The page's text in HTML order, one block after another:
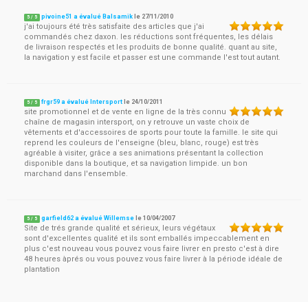
5 / 5 pivoine51 a évalué Balsamik le 27/11/2010
j'ai toujours été très satisfaite des articles que j'ai
commandés chez daxon. les réductions sont fréquentes, les délais
de livraison respectés et les produits de bonne qualité. quant au site,
la navigation y est facile et passer est une commande l'est tout autant.
5 / 5 frgr59 a évalué Intersport le 24/10/2011
site promotionnel et de vente en ligne de la très connu
chaîne de magasin intersport, on y retrouve un vaste choix de
vêtements et d'accessoires de sports pour toute la famille. le site qui
reprend les couleurs de l'enseigne (bleu, blanc, rouge) est très
agréable à visiter, grâce a ses animations présentant la collection
disponible dans la boutique, et sa navigation limpide. un bon
marchand dans l'ensemble.
5 / 5 garfield62 a évalué Willemse le10/04/2007
Site de trés grande qualité et sérieux, leurs végétaux
sont d'excellentes qualité et ils sont emballés impeccablement en
plus c'est nouveau vous pouvez vous faire livrer en presto c'est à dire
48 heures àprés ou vous pouvez vous faire livrer à la période idéale de
plantation